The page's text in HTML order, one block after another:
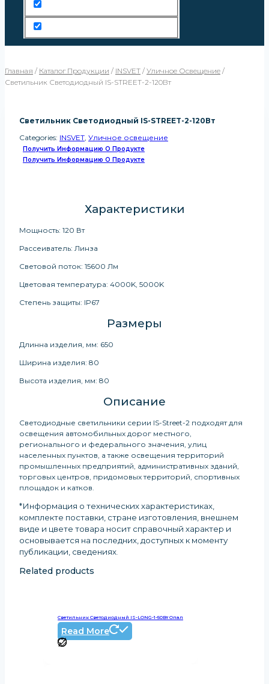
Главная / Каталог Продукции / INSVET / Уличное Освещение /
Светильник Светодиодный IS-STREET-2-120Вт
Светильник Светодиодный IS-STREET-2-120Вт
Categories: INSVET, Уличное освещение
Получить Информацию О Продукте
Получить Информацию О Продукте
Характеристики
Мощность: 120 Вт
Рассеиватель: Линза
Световой поток: 15600 Лм
Цветовая температура: 4000K, 5000K
Степень защиты: IP67
Размеры
Длинна изделия, мм: 650
Ширина изделия: 80
Высота изделия, мм: 80
Описание
Светодиодные светильники серии IS-Street-2 подходят для
освещения автомобильных дорог местного,
регионального и федерального значения, улиц
населенных пунктов, а также освещения территорий
промышленных предприятий, административных зданий,
торговых центров, придомовых территорий, спортивных
площадок и катков.
*Информация о технических характеристиках,
комплекте поставки, стране изготовления, внешнем
виде и цвете товара носит справочный характер и
основывается на последних, доступных к моменту
публикации, сведениях.
Related products
Светильник Светодиодный IS-LONG-1-50Вт Опал
Read More